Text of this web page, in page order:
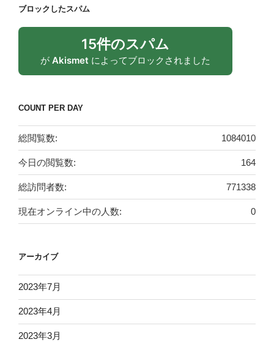
ブロックしたスパム
15件のスパム
が Akismet によってブロックされました
COUNT PER DAY
1084010
総閲覧数:
164
今日の閲覧数:
771338
総訪問者数:
0
現在オンライン中の人数:
アーカイブ
2023年7月
2023年4月
2023年3月